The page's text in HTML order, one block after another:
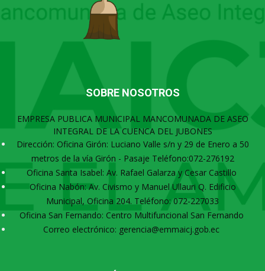
SOBRE NOSOTROS
EMPRESA PUBLICA MUNICIPAL MANCOMUNADA DE ASEO
INTEGRAL DE LA CUENCA DEL JUBONES
Dirección: Oficina Girón: Luciano Valle s/n y 29 de Enero a 50
metros de la vía Girón - Pasaje Teléfono:072-276192
Oficina Santa Isabel: Av. Rafael Galarza y Cesar Castillo
Oficina Nabón: Av. Civismo y Manuel Ullauri Q. Edificio
Municipal, Oficina 204. Teléfono: 072-227033
Oficina San Fernando: Centro Multifuncional San Fernando
Correo electrónico: gerencia@emmaicj.gob.ec